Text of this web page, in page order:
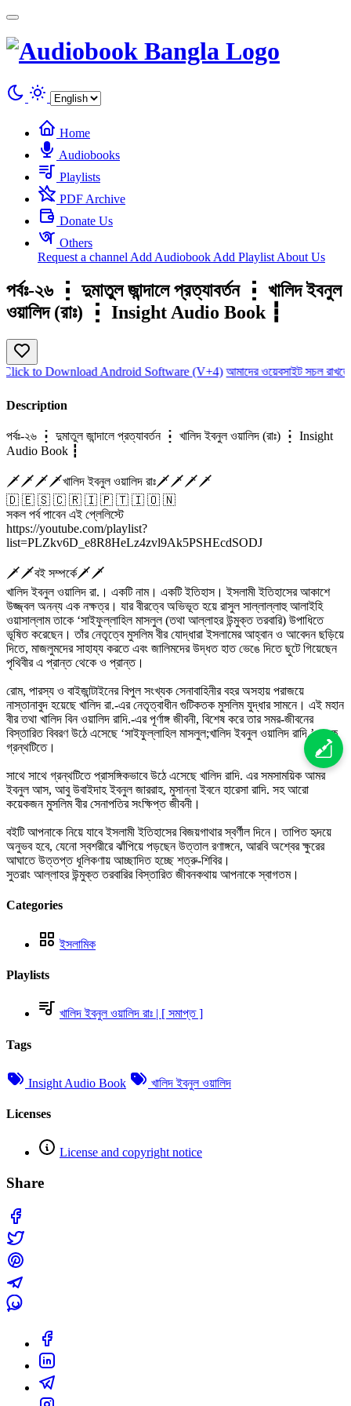
Home
Audiobooks
Playlists
PDF Archive
Donate Us
Others
Request a channel Add Audiobook Add Playlist About Us
পর্বঃ-২৬ ┇ দুমাতুল জান্দালে প্রত্যাবর্তন ┇ খালিদ ইবনুল
ওয়ালিদ (রাঃ) ┇ Insight Audio Book ┇
to Download Android Software (V+4) আমাদের ওয়েবসাইট সচল
Description
পর্বঃ-২৬ ┇ দুমাতুল জান্দালে প্রত্যাবর্তন ┇ খালিদ ইবনুল ওয়ালিদ (রাঃ) ┇ Insight
Audio Book ┇
🗡️🗡️🗡️🗡️খালিদ ইবনুল ওয়ালিদ রাঃ🗡️🗡️🗡️🗡️
🇩 🇪 🇸 🇨 🇷 🇮 🇵 🇹 🇮 🇴 🇳
সকল পর্ব পাবেন এই প্লেলিস্টে
https://youtube.com/playlist?
list=PLZkv6D_e8R8HeLz4zvl9Ak5PSHEcdSODJ
🗡️🗡️বই সম্পর্কে🗡️🗡️
খালিদ ইবনুল ওয়ালিদ রা.। একটি নাম। একটি ইতিহাস। ইসলামী ইতিহাসের আকাশে
উজ্জ্বল অনন্য এক নক্ষত্র। যার বীরত্বে অভিভূত হয়ে রাসুল সাল্লাল্লাহু আলাইহি
ওয়াসাল্লাম তাকে ‘সাইফুল্লাহিল মাসলুল (তথা আল্লাহর উন্মুক্ত তরবারি) উপাধিতে
ভূষিত করেছেন। তাঁর নেতৃত্বে মুসলিম বীর যোদ্ধারা ইসলামের আহ্বান ও আবেদন ছড়িয়ে
দিতে, মাজলুমদের সাহায্য করতে এবং জালিমদের উদ্ধত হাত ভেঙে দিতে ছুটে গিয়েছেন
পৃথিবীর এ প্রান্ত থেকে ও প্রান্ত।
রোম, পারস্য ও বাইজান্টাইনের বিপুল সংখ্যক সেনাবাহিনীর বহর অসহায় পরাজয়ে
নাস্তানাবুদ হয়েছে খালিদ রা.-এর নেতৃত্বাধীন গুটিকতক মুসলিম যুদ্ধার সামনে। এই মহান
বীর তথা খালিদ বিন ওয়ালিদ রাদি.-এর পূর্ণাঙ্গ জীবনী, বিশেষ করে তার সমর-জীবনের
বিস্তারিত বিবরণ উঠে এসেছে ‘সাইফুল্লাহিল মাসলুল;খালিদ ইবনুল ওয়ালিদ রাদি.’ নামক
গ্রন্থটিতে।
সাথে সাথে গ্রন্থটিতে প্রাসঙ্গিকভাবে উঠে এসেছে খালিদ রাদি. এর সমসাময়িক আমর
ইবনুল আস, আবু উবাইদাহ ইবনুল জাররাহ, মুসান্না ইবনে হারেসা রাদি. সহ আরো
কয়েকজন মুসলিম বীর সেনাপতির সংক্ষিপ্ত জীবনী।
বইটি আপনাকে নিয়ে যাবে ইসলামী ইতিহাসের বিজয়গাথার স্বর্ণীল দিনে। তাপিত হৃদয়ে
অনুভব হবে, যেনো স্বশরীরে ঝাঁপিয়ে পড়ছেন উত্তাল রণাঙ্গনে, আরবি অশ্বের ক্ষুরের
আঘাতে উত্তপ্ত ধূলিকণায় আচ্ছাদিত হচ্ছে শত্রু-শিবির।
সুতরাং আল্লাহর উন্মুক্ত তরবারির বিস্তারিত জীবনকথায় আপনাকে স্বাগতম।
Categories
ইসলামিক
Playlists
খালিদ ইবনুল ওয়ালিদ রাঃ | [ সমাপ্ত ]
Tags
Insight Audio Book খালিদ ইবনুল ওয়ালিদ
Licenses
License and copyright notice
Share